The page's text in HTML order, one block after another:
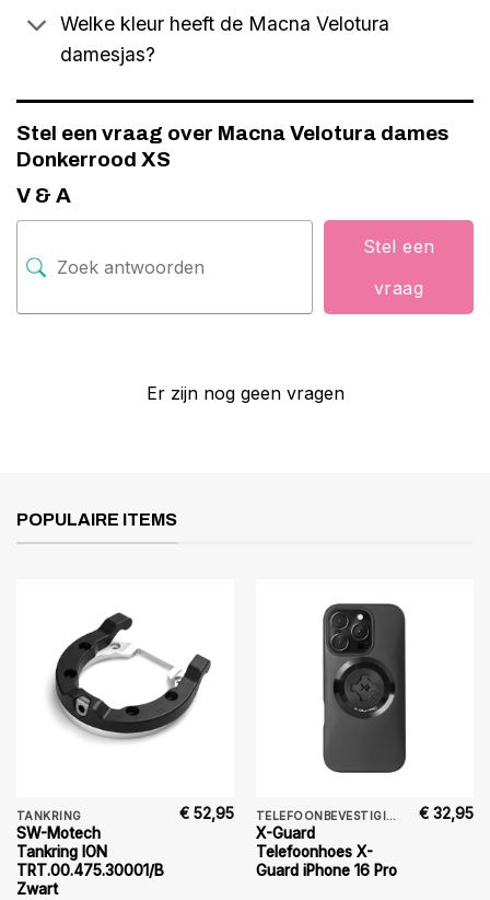
Welke kleur heeft de Macna Velotura
damesjas?
Stel een vraag over Macna Velotura dames
Donkerrood XS
V & A
Stel een
vraag
Er zijn nog geen vragen
POPULAIRE ITEMS
TANKRING
SW-Motech
Tankring ION
TRT.00.475.30001/B
Zwart
€ 52,95 TELEFOONBEVESTIGING
X-Guard
Telefoonhoes X-
Guard iPhone 16 Pro
€ 32,95